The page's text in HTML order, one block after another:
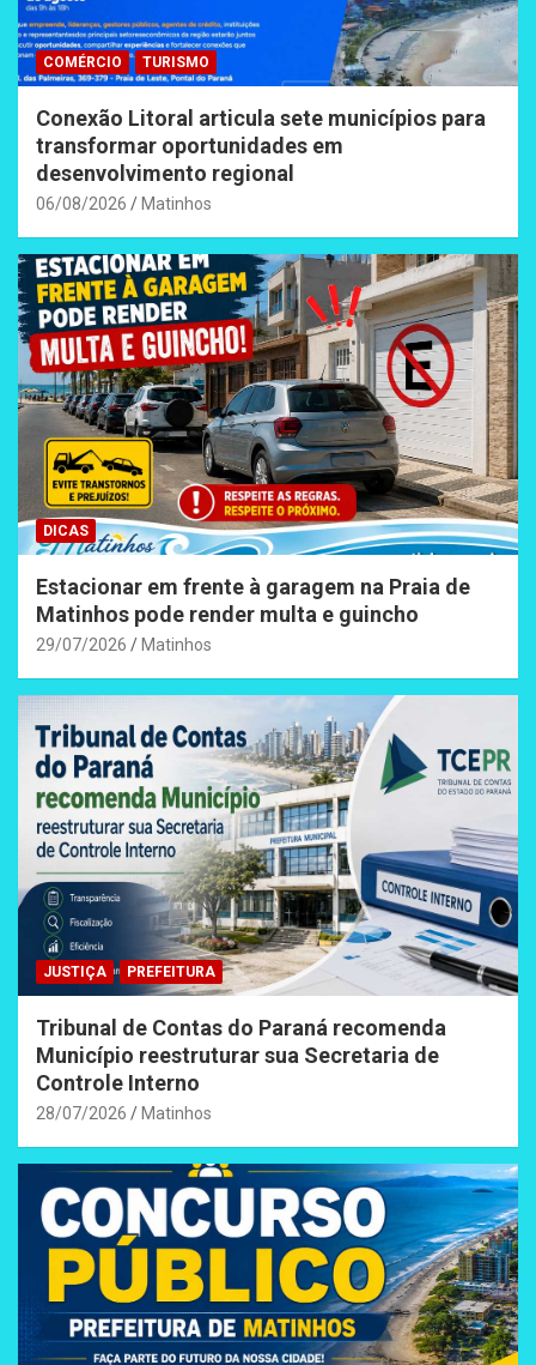
COMÉRCIO TURISMO
Conexão Litoral articula sete municípios para
transformar oportunidades em
desenvolvimento regional
06/08/2026 Matinhos
DICAS
Estacionar em frente à garagem na Praia de
Matinhos pode render multa e guincho
29/07/2026 Matinhos
JUSTIÇA PREFEITURA
Tribunal de Contas do Paraná recomenda
Município reestruturar sua Secretaria de
Controle Interno
28/07/2026 Matinhos